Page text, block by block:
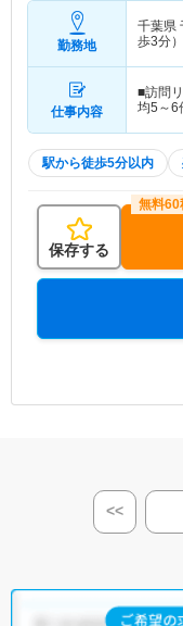
勤務地
千葉県
歩3分）
仕事内容
■訪問
均5～6
駅から徒歩5分以内
保存する
<<